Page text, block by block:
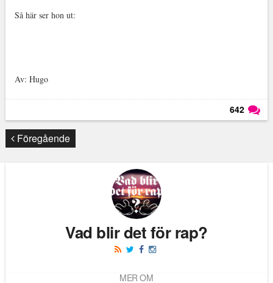
Så här ser hon ut:
Av: Hugo
642
Föregående
Vad blir det för rap?
MER OM